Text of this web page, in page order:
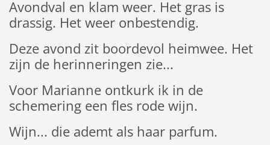
Avondval en klam weer. Het gras is
drassig. Het weer onbestendig.
Deze avond zit boordevol heimwee. Het
zijn de herinneringen zie...
Voor Marianne ontkurk ik in de
schemering een fles rode wijn.
Wijn... die ademt als haar parfum.